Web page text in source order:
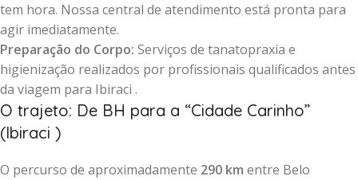
tem hora. Nossa central de atendimento está pronta para
agir imediatamente.
Preparação do Corpo: Serviços de tanatopraxia e
higienização realizados por profissionais qualificados antes
da viagem para Ibiraci .
O trajeto: De BH para a “Cidade Carinho”
(Ibiraci )
O percurso de aproximadamente 290 km entre Belo